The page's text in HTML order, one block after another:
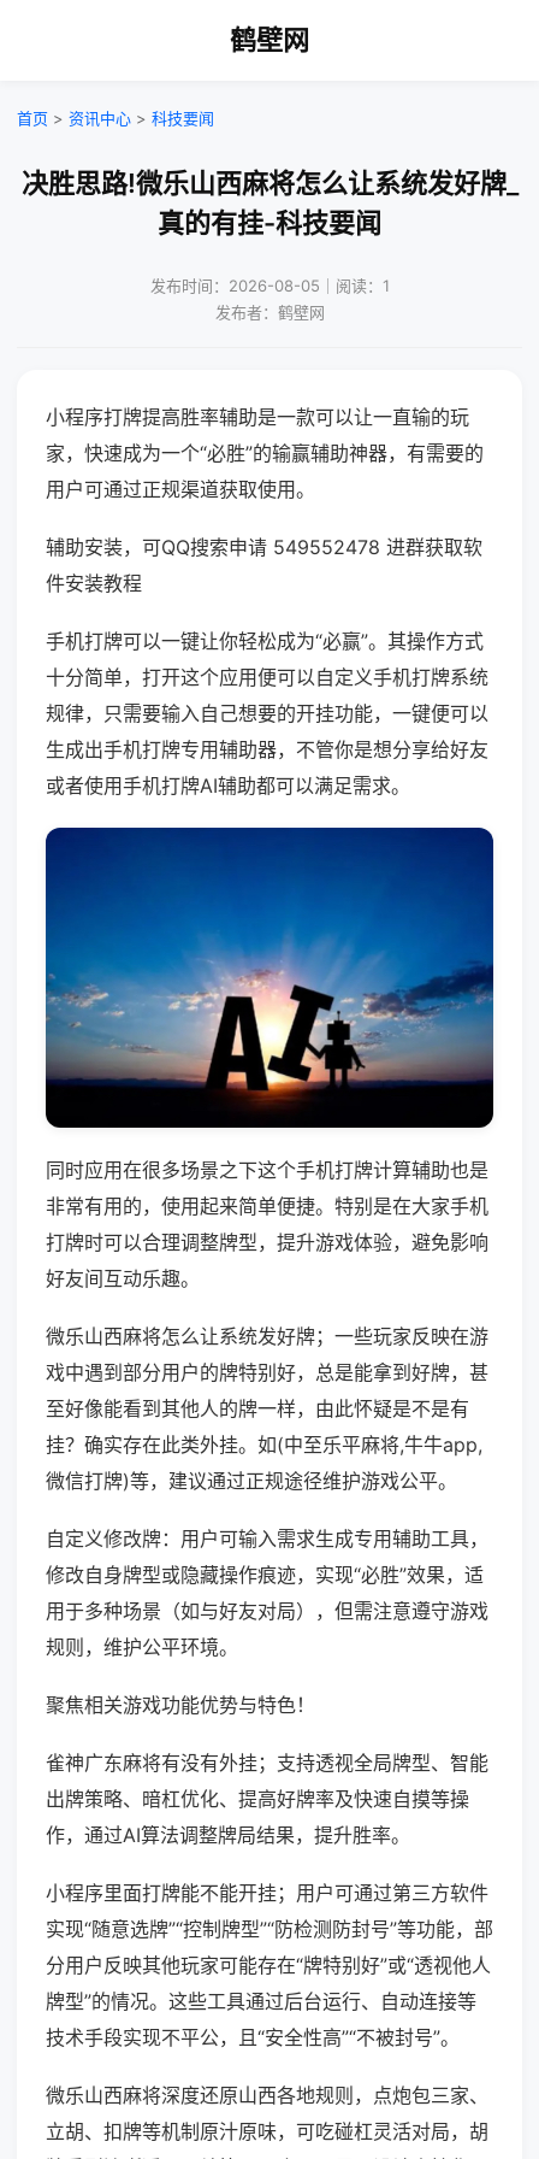
鹤壁网
首页 > 资讯中心 > 科技要闻
决胜思路!微乐山西麻将怎么让系统发好牌_
真的有挂-科技要闻
发布时间：2026-08-05｜阅读：1
发布者：鹤壁网
小程序打牌提高胜率辅助是一款可以让一直输的玩
家，快速成为一个“必胜”的输赢辅助神器，有需要的
用户可通过正规渠道获取使用。
辅助安装，可QQ搜索申请 549552478 进群获取软
件安装教程
手机打牌可以一键让你轻松成为“必赢”。其操作方式
十分简单，打开这个应用便可以自定义手机打牌系统
规律，只需要输入自己想要的开挂功能，一键便可以
生成出手机打牌专用辅助器，不管你是想分享给好友
或者使用手机打牌AI辅助都可以满足需求。
同时应用在很多场景之下这个手机打牌计算辅助也是
非常有用的，使用起来简单便捷。特别是在大家手机
打牌时可以合理调整牌型，提升游戏体验，避免影响
好友间互动乐趣。
微乐山西麻将怎么让系统发好牌；一些玩家反映在游
戏中遇到部分用户的牌特别好，总是能拿到好牌，甚
至好像能看到其他人的牌一样，由此怀疑是不是有
挂？确实存在此类外挂。如(中至乐平麻将,牛牛app,
微信打牌)等，建议通过正规途径维护游戏公平。
自定义修改牌：用户可输入需求生成专用辅助工具，
修改自身牌型或隐藏操作痕迹，实现“必胜”效果，适
用于多种场景（如与好友对局），但需注意遵守游戏
规则，维护公平环境。
聚焦相关游戏功能优势与特色！
雀神广东麻将有没有外挂；支持透视全局牌型、智能
出牌策略、暗杠优化、提高好牌率及快速自摸等操
作，通过AI算法调整牌局结果，提升胜率。
小程序里面打牌能不能开挂；用户可通过第三方软件
实现“随意选牌”“控制牌型”“防检测防封号”等功能，部
分用户反映其他玩家可能存在“牌特别好”或“透视他人
牌型”的情况。这些工具通过后台运行、自动连接等
技术手段实现不平公，且“安全性高”“不被封号”。
微乐山西麻将深度还原山西各地规则，点炮包三家、
立胡、扣牌等机制原汁原味，可吃碰杠灵活对局，胡